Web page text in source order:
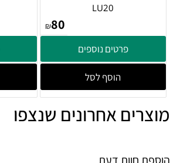
LU20
₪80
פרטים נוספים
הוסף לסל
מוצרים אחרונים שנצפו